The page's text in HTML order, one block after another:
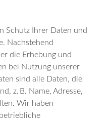
Schutz Ihrer Daten und
Nachstehend
die Erhebung und
bei Nutzung unserer
sind alle Daten, die
z. B. Name, Adresse,
Wir haben